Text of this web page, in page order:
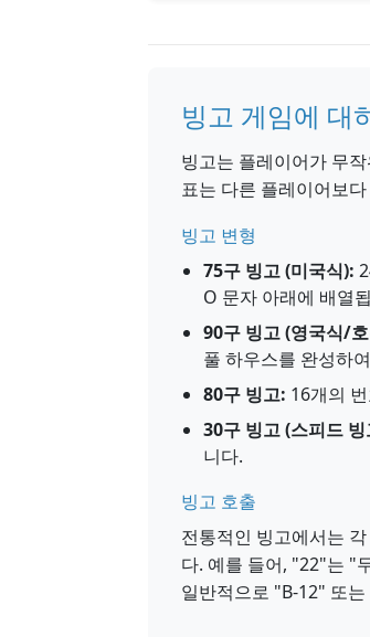
빙고 게임에 대
빙고는 플레이어가 무
표는 다른 플레이어보
빙고 변형
75구 빙고 (미국식):
O 문자 아래에 배열
90구 빙고 (영국식/
풀 하우스를 완성하
80구 빙고: 16개의
30구 빙고 (스피드 빙
니다.
빙고 호출
전통적인 빙고에서는
다. 예를 들어, "22"는 "
일반적으로 "B-12" 또